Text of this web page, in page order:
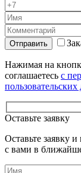
Нажимая на
соглашаетесь с
Оставьте заявку
Оставьте заявку
с вами в
Оставьте это поле